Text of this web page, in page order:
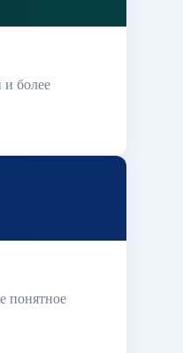
и более
понятное